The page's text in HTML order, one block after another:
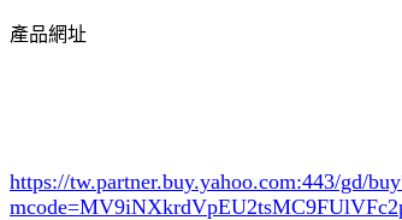
產品網址
https://tw.partner.buy.yahoo.com:443/gd/